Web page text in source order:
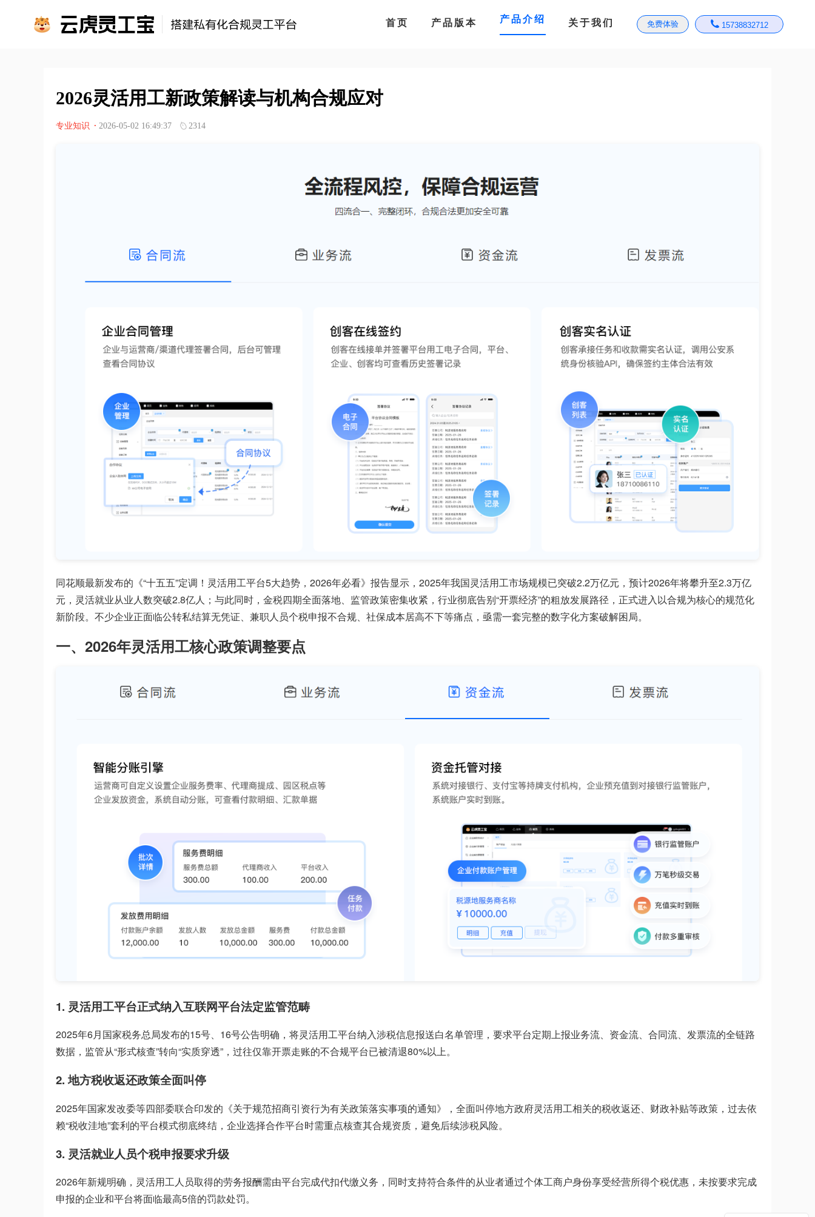
首页 产品版本 产品介绍 关于我们 免费体验 15738832712
2026灵活用工新政策解读与机构合规应对
专业知识 · 2026-05-02 16:49:37 2314
同花顺最新发布的《“十五五”定调！灵活用工平台5大趋势，2026年必看》报告显示，2025年我国灵活用工市场规模已突破2.2万亿元，预计2026年将攀升至2.3万亿
元，灵活就业从业人数突破2.8亿人；与此同时，金税四期全面落地、监管政策密集收紧，行业彻底告别“开票经济”的粗放发展路径，正式进入以合规为核心的规范化
新阶段。不少企业正面临公转私结算无凭证、兼职人员个税申报不合规、社保成本居高不下等痛点，亟需一套完整的数字化方案破解困局。
一、2026年灵活用工核心政策调整要点
1. 灵活用工平台正式纳入互联网平台法定监管范畴
2025年6月国家税务总局发布的15号、16号公告明确，将灵活用工平台纳入涉税信息报送白名单管理，要求平台定期上报业务流、资金流、合同流、发票流的全链路
数据，监管从“形式核查”转向“实质穿透”，过往仅靠开票走账的不合规平台已被清退80%以上。
2. 地方税收返还政策全面叫停
2025年国家发改委等四部委联合印发的《关于规范招商引资行为有关政策落实事项的通知》，全面叫停地方政府灵活用工相关的税收返还、财政补贴等政策，过去依
赖“税收洼地”套利的平台模式彻底终结，企业选择合作平台时需重点核查其合规资质，避免后续涉税风险。
3. 灵活就业人员个税申报要求升级
2026年新规明确，灵活用工人员取得的劳务报酬需由平台完成代扣代缴义务，同时支持符合条件的从业者通过个体工商户身份享受经营所得个税优惠，未按要求完成
申报的企业和平台将面临最高5倍的罚款处罚。